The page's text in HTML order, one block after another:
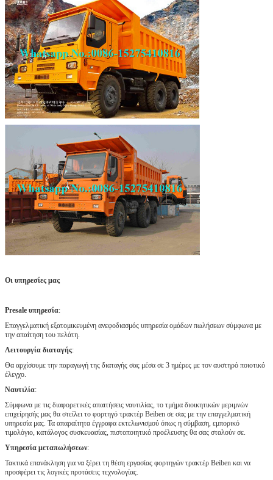
Οι υπηρεσίες μας
Presale υπηρεσία:
Επαγγελματική εξατομικευμένη ανεφοδιασμός υπηρεσία ομάδων πωλήσεων σύμφωνα με
την απαίτηση του πελάτη.
Λειτουργία διαταγής:
Θα αρχίσουμε την παραγωγή της διαταγής σας μέσα σε 3 ημέρες με τον αυστηρό ποιοτικό
έλεγχο.
Ναυτιλία:
Σύμφωνα με τις διαφορετικές απαιτήσεις ναυτιλίας, το τμήμα διοικητικών μεριμνών
επιχείρησής μας θα στείλει το φορτηγό τρακτέρ Beiben σε σας με την επαγγελματική
υπηρεσία μας. Τα απαραίτητα έγγραφα εκτελωνισμού όπως η σύμβαση, εμπορικό
τιμολόγιο, κατάλογος συσκευασίας, πιστοποιητικό προέλευσης θα σας σταλούν σε.
Υπηρεσία μεταπωλήσεων:
Τακτικά επανάκληση για να ξέρει τη θέση εργασίας φορτηγών τρακτέρ Beiben και να
προσφέρει τις λογικές προτάσεις τεχνολογίας.